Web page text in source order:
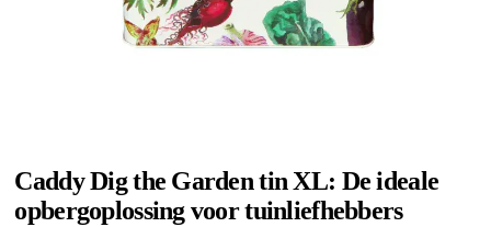
Caddy Dig the Garden tin XL: De ideale
opbergoplossing voor tuinliefhebbers